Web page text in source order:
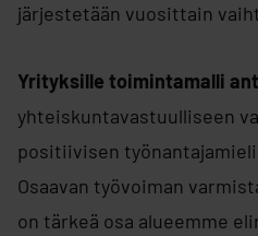
järjestetään vuosittain
Yrityksille toimintamalli
yhteiskuntavastuulliseen
positiivisen
Osaavan työvoiman
on tärkeä osa alueemme